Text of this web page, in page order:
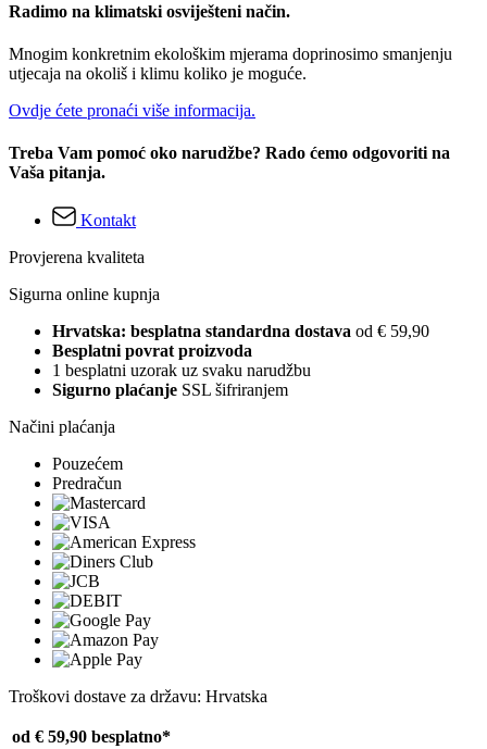
Radimo na klimatski osviješteni način.
Mnogim konkretnim ekološkim mjerama doprinosimo smanjenju
utjecaja na okoliš i klimu koliko je moguće.
Ovdje ćete pronaći više informacija.
Treba Vam pomoć oko narudžbe? Rado ćemo odgovoriti na
Vaša pitanja.
Kontakt
Provjerena kvaliteta
Sigurna online kupnja
Hrvatska: besplatna standardna dostava od € 59,90
Besplatni povrat proizvoda
1 besplatni uzorak uz svaku narudžbu
Sigurno plaćanje SSL šifriranjem
Načini plaćanja
Pouzećem
Predračun
Troškovi dostave za državu: Hrvatska
od € 59,90 besplatno*